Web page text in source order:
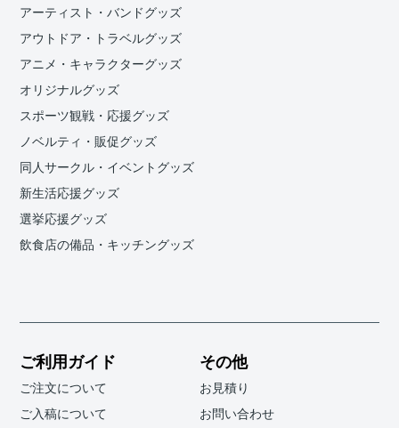
アーティスト・バンドグッズ
アウトドア・トラベルグッズ
アニメ・キャラクターグッズ
オリジナルグッズ
スポーツ観戦・応援グッズ
ノベルティ・販促グッズ
同人サークル・イベントグッズ
新生活応援グッズ
選挙応援グッズ
飲食店の備品・キッチングッズ
ご利用ガイド
ご注文について
ご入稿について
その他
お見積り
お問い合わせ